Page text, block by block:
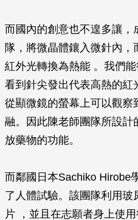
而國內的創意也不遑多讓，
隊，將微晶體鑲入微針內
紅外光轉換為熱能 。我們
看到針尖發出代表高熱的紅
從顯微鏡的螢幕上可以觀察
融。因此陳老師團隊所設
放藥物的功能。
而鄰國日本Sachiko Hirobe
了人體試驗。該團隊利用
片 ，並且在志願者身上使